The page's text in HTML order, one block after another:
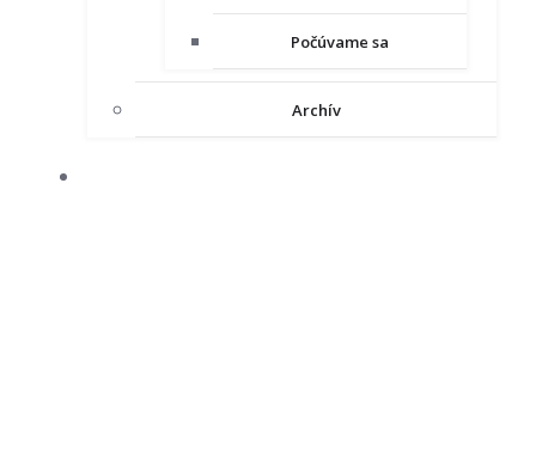
Počúvame sa
Archív